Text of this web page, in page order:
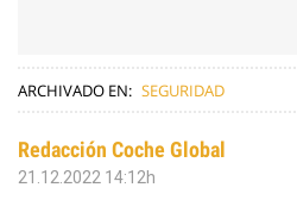
ARCHIVADO EN: SEGURIDAD
Redacción Coche Global
21.12.2022 14:12h